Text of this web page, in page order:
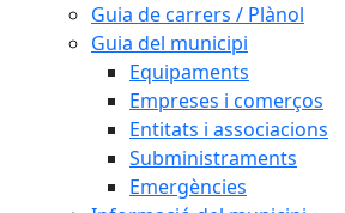
Guia de carrers / Plànol
Guia del municipi
Equipaments
Empreses i comerços
Entitats i associacions
Subministraments
Emergències